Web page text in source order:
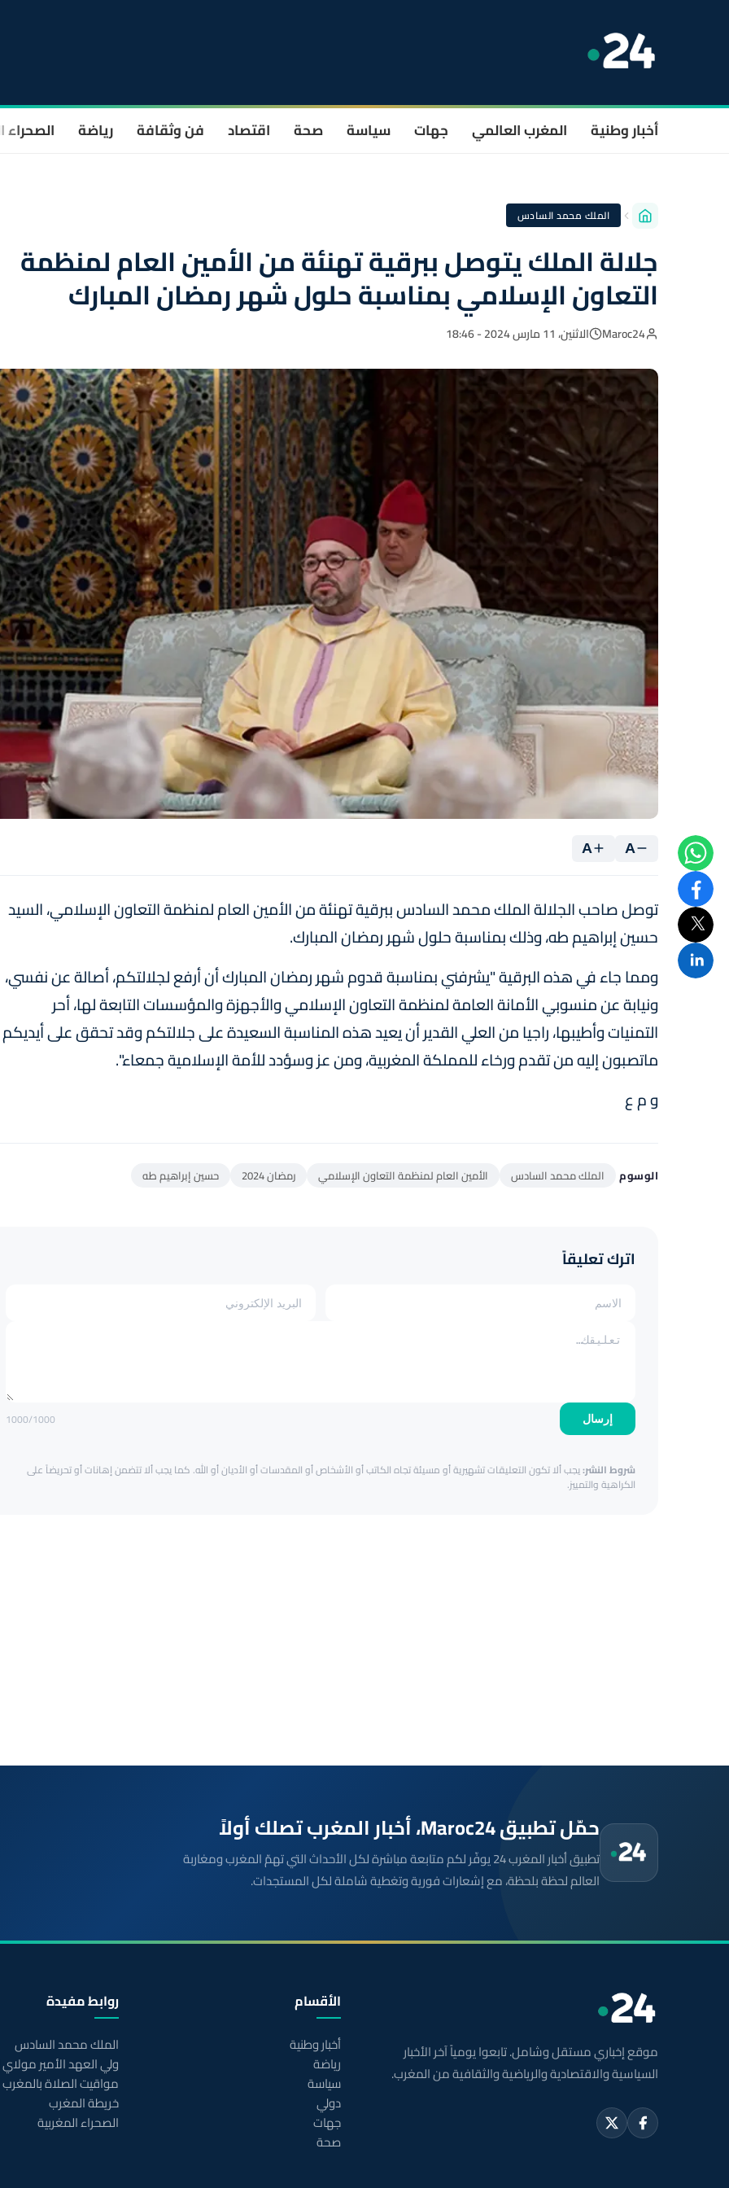
أخبار وطنية المغرب العالمي جهات سياسة صحة اقتصاد فن وثقافة رياضة الصحراء
الملك محمد السادس
جلالة الملك يتوصل ببرقية تهنئة من الأمين العام لمنظمة
التعاون الإسلامي بمناسبة حلول شهر رمضان المبارك
Maroc24 الاثنين، 11 مارس 2024 - 18:46
A
A
توصل صاحب الجلالة الملك محمد السادس ببرقية تهنئة من الأمين العام لمنظمة التعاون الإسلامي، السيد
حسين إبراهيم طه، وذلك بمناسبة حلول شهر رمضان المبارك.
ومما جاء في هذه البرقية "يشرفني بمناسبة قدوم شهر رمضان المبارك أن أرفع لجلالتكم، أصالة عن نفسي،
ونيابة عن منسوبي الأمانة العامة لمنظمة التعاون الإسلامي والأجهزة والمؤسسات التابعة لها، أحر
التمنيات وأطيبها، راجيا من العلي القدير أن يعيد هذه المناسبة السعيدة على جلالتكم وقد تحقق على أيديكم
ماتصبون إليه من تقدم ورخاء للمملكة المغربية، ومن عز وسؤدد للأمة الإسلامية جمعاء".
و م ع
الوسوم الملك محمد السادس الأمين العام لمنظمة التعاون الإسلامي رمضان 2024 حسين إبراهيم طه
اترك تعليقاً
إرسال 1000/1000
شروط النشر:يجب ألا تكون التعليقات تشهيرية أو مسيئة تجاه الكاتب أو الأشخاص أو المقدسات أو الأديان أو الله. كما يجب ألا تتضمن إهانات أو تحريضاً على
الكراهية والتمييز.
حمّل تطبيق Maroc24، أخبار المغرب تصلك أولاً
تطبيق أخبار المغرب 24 يوفّر لكم متابعة مباشرة لكل الأحداث التي تهمّ المغرب ومغاربة
العالم لحظة بلحظة، مع إشعارات فورية وتغطية شاملة لكل المستجدات.
موقع إخباري مستقل وشامل. تابعوا يومياً آخر الأخبار
السياسية والاقتصادية والرياضية والثقافية من المغرب.
الأقسام
أخبار وطنية
رياضة
سياسة
دولي
جهات
صحة
روابط مفيدة
الملك محمد السادس
ولي العهد الأمير
مواقيت الصلاة بالمغرب
خريطة المغرب
الصحراء المغربية